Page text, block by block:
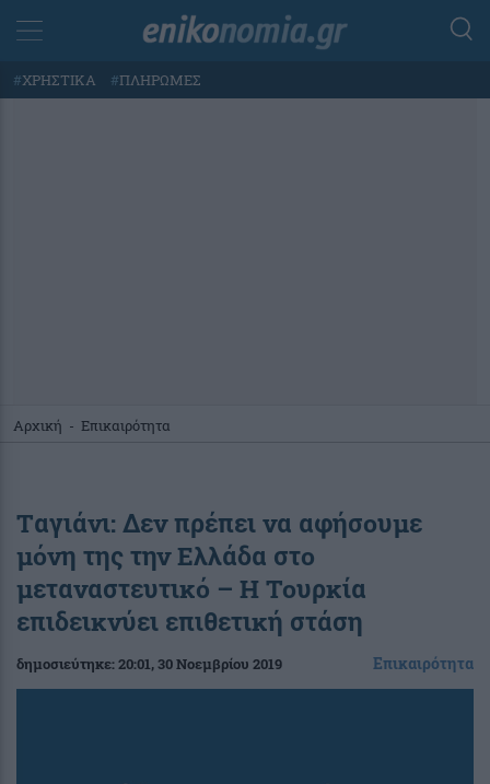
#ΧΡΗΣΤΙΚΑ #ΠΛΗΡΩΜΕΣ
Αρχική - Επικαιρότητα
Tαγιάνι: Δεν πρέπει να αφήσουμε
μόνη της την Ελλάδα στο
μεταναστευτικό – Η Τουρκία
επιδεικνύει επιθετική στάση
δημοσιεύτηκε:20:01, 30 Νοεμβρίου 2019 Επικαιρότητα